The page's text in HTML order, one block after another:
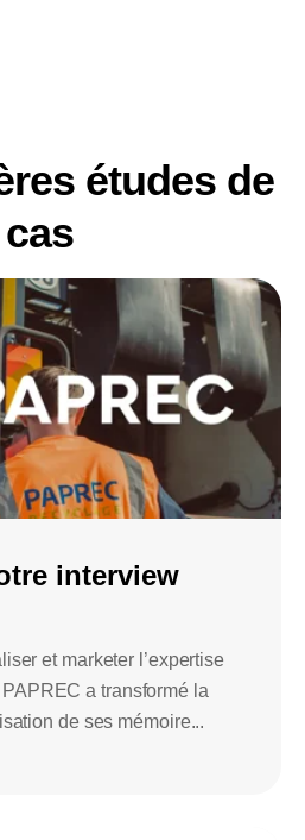
études de
cas
interview
et marketer l’expertise
a transformé la
de ses mémoire...